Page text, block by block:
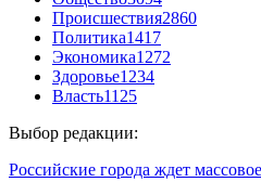
Происшествия2860
Политика1417
Экономика1272
Здоровье1234
Власть1125
Выбор редакции:
Российские города ждет